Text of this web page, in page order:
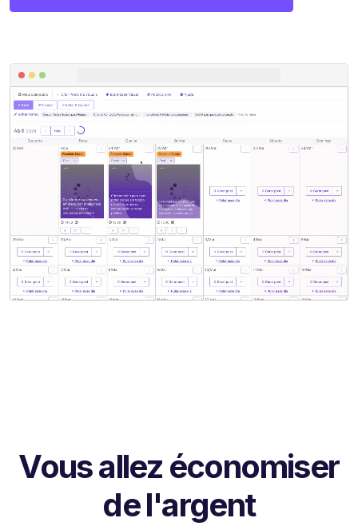
Vous allez économiser
de l'argent